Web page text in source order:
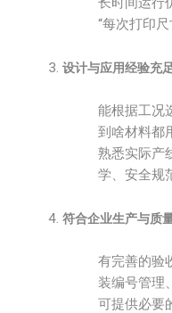
“每次打印尺
设计与应用经验充
能根据工况
到啥材料都
熟悉实际产
学、安全规
符合企业生产与质
有完善的验
装编号管理
可提供必要